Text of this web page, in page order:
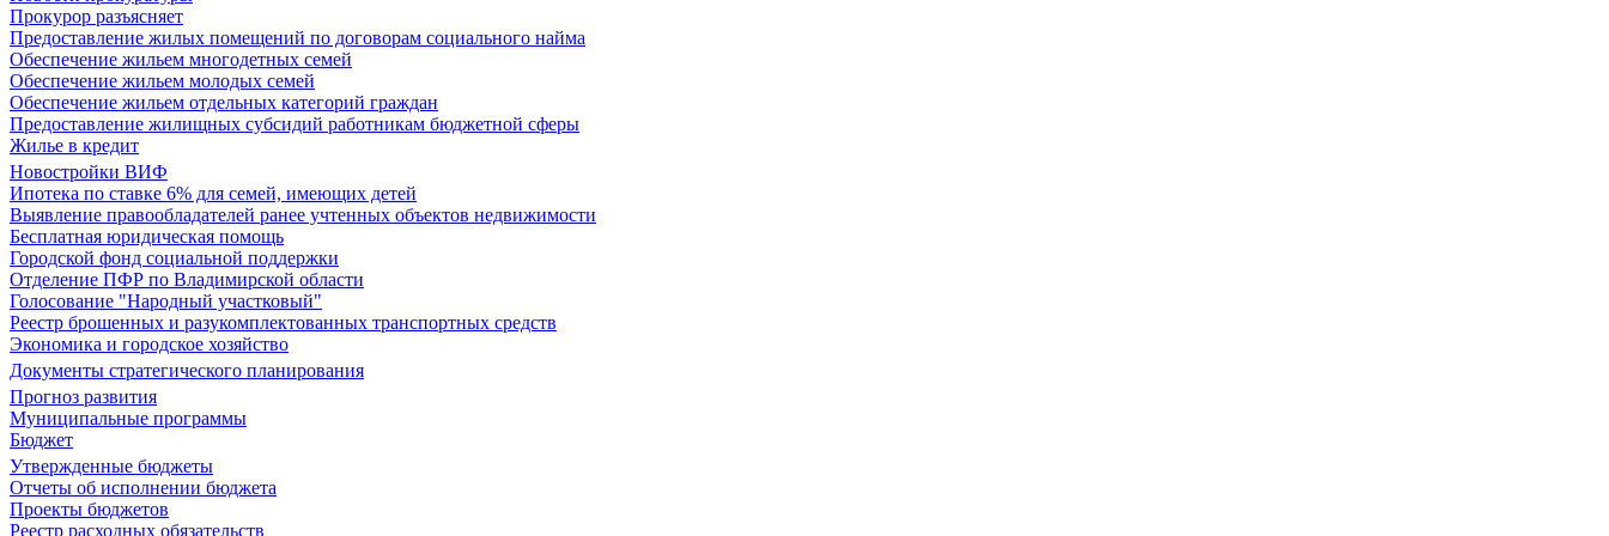
Прокурор разъясняет
Предоставление жилых помещений по договорам социального найма
Обеспечение жильем многодетных семей
Обеспечение жильем молодых семей
Обеспечение жильем отдельных категорий граждан
Предоставление жилищных субсидий работникам бюджетной сферы
Жилье в кредит
Новостройки ВИФ
Ипотека по ставке 6% для семей, имеющих детей
Выявление правообладателей ранее учтенных объектов недвижимости
Бесплатная юридическая помощь
Городской фонд социальной поддержки
Отделение ПФР по Владимирской области
Голосование "Народный участковый"
Реестр брошенных и разукомплектованных транспортных средств
Экономика и городское хозяйство
Документы стратегического планирования
Прогноз развития
Муниципальные программы
Бюджет
Утвержденные бюджеты
Отчеты об исполнении бюджета
Проекты бюджетов
Реестр расходных обязательств